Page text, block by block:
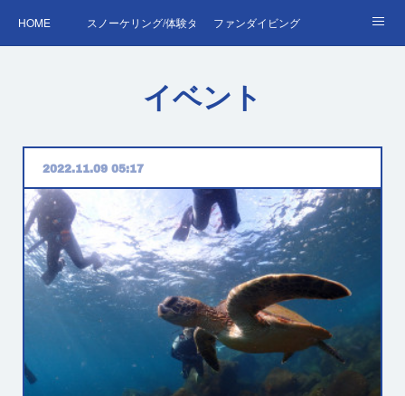
HOME スノーケリング/体験ダイビングファンダイビング
ダイビング・スキルアップレッスン｜プールで安心練習
AOW RED＆EFR
イベント
2022.11.09 05:17